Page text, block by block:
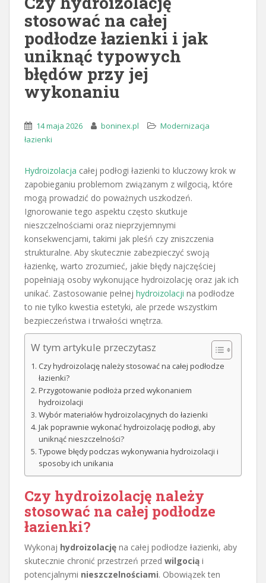
stosować na całej
podłodze łazienki i jak
uniknąć typowych
błędów przy jej
wykonaniu
14 maja 2026 boninex.pl
Modernizacja
łazienki
Hydroizolacja całej podłogi łazienki to kluczowy krok w
zapobieganiu problemom związanym z wilgocią, które
mogą prowadzić do poważnych uszkodzeń.
Ignorowanie tego aspektu często skutkuje
nieszczelnościami oraz nieprzyjemnymi
konsekwencjami, takimi jak pleśń czy zniszczenia
strukturalne. Aby skutecznie zabezpieczyć swoją
łazienkę, warto zrozumieć, jakie błędy najczęściej
popełniają osoby wykonujące hydroizolację oraz jak ich
unikać. Zastosowanie pełnej hydroizolacji na podłodze
to nie tylko kwestia estetyki, ale przede wszystkim
bezpieczeństwa i trwałości wnętrza.
W tym artykule przeczytasz
Czy hydroizolację należy stosować na całej podłodze
łazienki?
Przygotowanie podłoża przed wykonaniem
hydroizolacji
Wybór materiałów hydroizolacyjnych do łazienki
Jak poprawnie wykonać hydroizolację podłogi, aby
uniknąć nieszczelności?
Typowe błędy podczas wykonywania hydroizolacji i
sposoby ich unikania
Czy hydroizolację należy
stosować na całej podłodze
łazienki?
Wykonaj hydroizolację na całej podłodze łazienki, aby
skutecznie chronić przestrzeń przed wilgocią i
potencjalnymi nieszczelnościami. Obowiązek ten